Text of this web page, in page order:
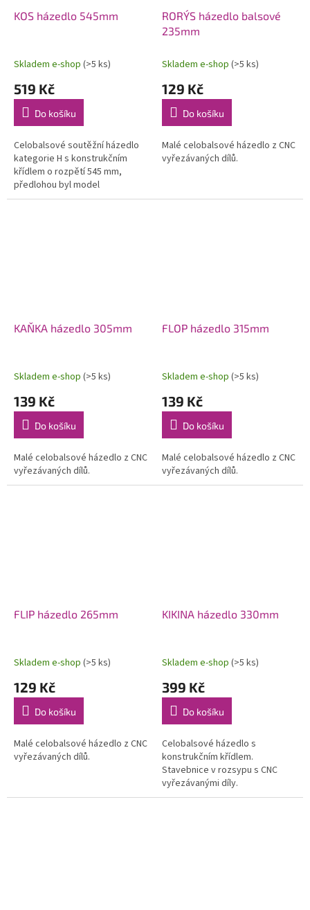
KOS házedlo 545mm
Skladem e-shop (>5 ks)
519 Kč
Do košíku
Celobalsové soutěžní házedlo
kategorie H s konstrukčním
křídlem o rozpětí 545 mm,
předlohou byl model
dvojnásobného žákovského
RORÝS házedlo balsové
235mm
Skladem e-shop (>5 ks)
129 Kč
Do košíku
Malé celobalsové házedlo z CNC
vyřezávaných dílů.
KAŇKA házedlo 305mm
Skladem e-shop (>5 ks)
139 Kč
Do košíku
Malé celobalsové házedlo z CNC
vyřezávaných dílů.
FLOP házedlo 315mm
Skladem e-shop (>5 ks)
139 Kč
Do košíku
Malé celobalsové házedlo z CNC
vyřezávaných dílů.
FLIP házedlo 265mm
Skladem e-shop (>5 ks)
129 Kč
Do košíku
Malé celobalsové házedlo z CNC
vyřezávaných dílů.
KIKINA házedlo 330mm
Skladem e-shop (>5 ks)
399 Kč
Do košíku
Celobalsové házedlo s
konstrukčním křídlem.
Stavebnice v rozsypu s CNC
vyřezávanými díly.